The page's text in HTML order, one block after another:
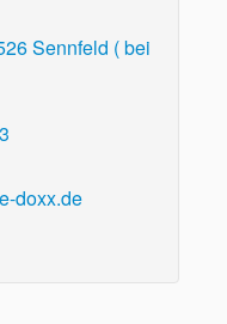
Sennfeld ( bei
doxx.de